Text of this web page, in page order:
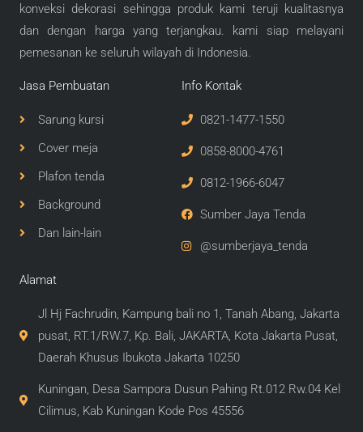
konveksi dekorasi sehingga produk kami teruji kualitasnya
dan dengan harga yang terjangkau. kami siap melayani
pemesanan ke seluruh wilayah di Indonesia.
Jasa Pembuatan
Sarung kursi
Cover meja
Plafon tenda
Background
Dan lain-lain
Info Kontak
0821-1477-1550
0858-8000-4761
0812-1966-6047
Sumber Jaya Tenda
@sumberjaya_tenda
Alamat
Jl Hj Fachrudin, Kampung bali no 1, Tanah Abang, Jakarta
pusat, RT.1/RW.7, Kp. Bali, JAKARTA, Kota Jakarta Pusat,
Daerah Khusus Ibukota Jakarta 10250
Kuningan, Desa Sampora Dusun Pahing Rt.012 Rw.04 Kel
Cilimus, Kab Kuningan Kode Pos 45556